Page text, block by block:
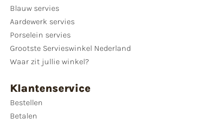
Blauw servies
Aardewerk servies
Porselein servies
Grootste Servieswinkel Nederland
Waar zit jullie winkel?
Klantenservice
Bestellen
Betalen